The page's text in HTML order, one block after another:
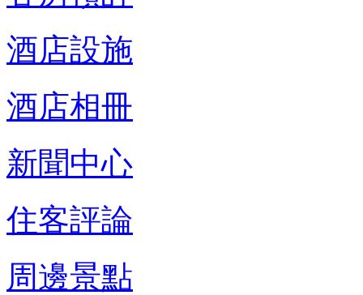
酒店設施
酒店相冊
新聞中心
住客評論
周邊景點